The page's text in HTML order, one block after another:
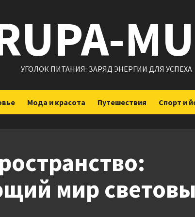
УГОЛОК ПИТАНИЯ: ЗАРЯД ЭНЕРГИИ ДЛЯ УСПЕХА
Мода и красота Путешествия Спорт и
мир